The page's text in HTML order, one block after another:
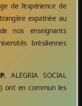
de l’expérience de
expatriée au
nos enseignants
brésiliennes
, ALEGRIA SOCIAL
) ont en commun les